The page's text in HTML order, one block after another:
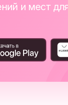
и мест